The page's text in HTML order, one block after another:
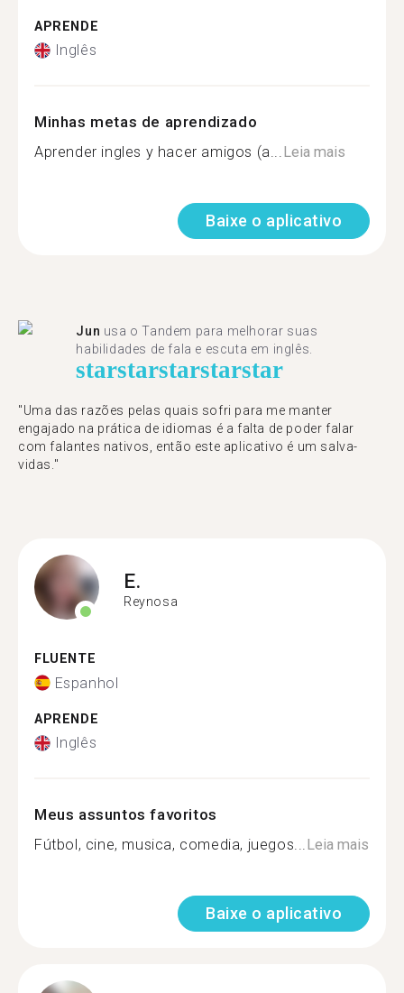
APRENDE
Inglês
Minhas metas de aprendizado
Aprender ingles y hacer amigos (a...Leia mais
Baixe o aplicativo
Jun usa o Tandem para melhorar suas
habilidades de fala e escuta em inglês.
starstarstarstarstar
"Uma das razões pelas quais sofri para me manter
engajado na prática de idiomas é a falta de poder falar
com falantes nativos, então este aplicativo é um salva-
vidas."
E.
Reynosa
FLUENTE
Espanhol
APRENDE
Inglês
Meus assuntos favoritos
Fútbol, cine, musica, comedia, juegos...Leia mais
Baixe o aplicativo